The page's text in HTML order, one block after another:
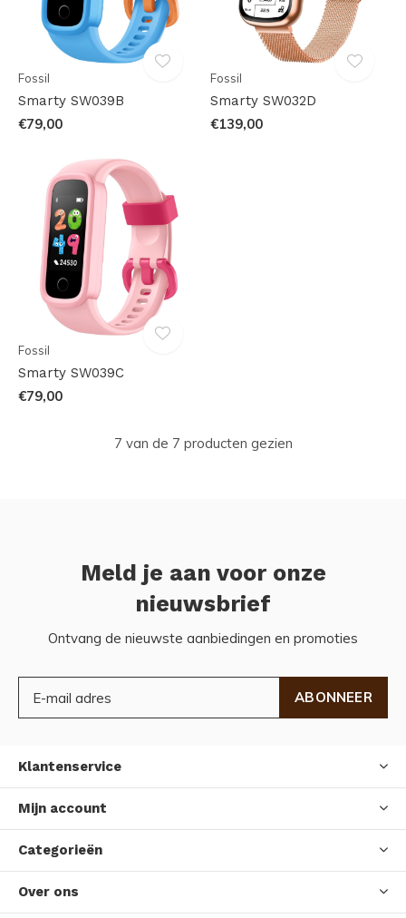
Fossil
Smarty SW039B
€79,00
Fossil
Smarty SW032D
€139,00
Fossil
Smarty SW039C
€79,00
7 van de 7 producten gezien
Meld je aan voor onze
nieuwsbrief
Ontvang de nieuwste aanbiedingen en promoties
ABONNEER
Klantenservice
Mijn account
Categorieën
Over ons